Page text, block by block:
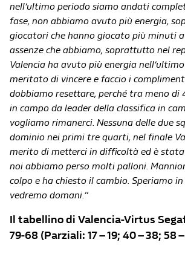
nell’ultimo periodo siamo andati
fase, non abbiamo avuto più energia,
giocatori che hanno giocato più minuti a
assenze che abbiamo, soprattutto nel
Valencia ha avuto più energia
meritato di vincere e faccio i
dobbiamo resettare, perché tra meno di
in campo da leader della classifica in
vogliamo rimanerci. Nessuna delle due
dominio nei primi tre quarti, nel finale
merito di metterci in difficoltà ed è stata
noi abbiamo perso molti palloni.
colpo e ha chiesto il cambio. Speriamo
vedremo domani.”
Il tabellino di Valencia-Virtus
79-68 (Parziali: 17 – 19; 40 – 38; 58